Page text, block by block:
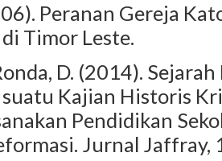
Peranan Gereja
Timor Leste.
D. (2014).
Kajian Historis
Pendidikan
Jurnal Jaffray,